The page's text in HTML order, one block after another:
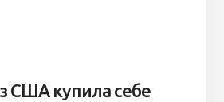
США купила себе